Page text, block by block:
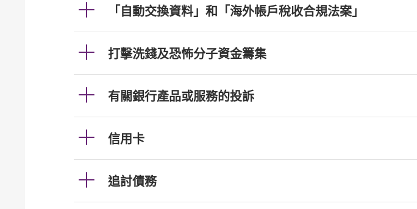
「自動交換資料」和「海外帳戶稅收合規法案」
打擊洗錢及恐怖分子資金籌集
有關銀行產品或服務的投訴
信用卡
追討債務